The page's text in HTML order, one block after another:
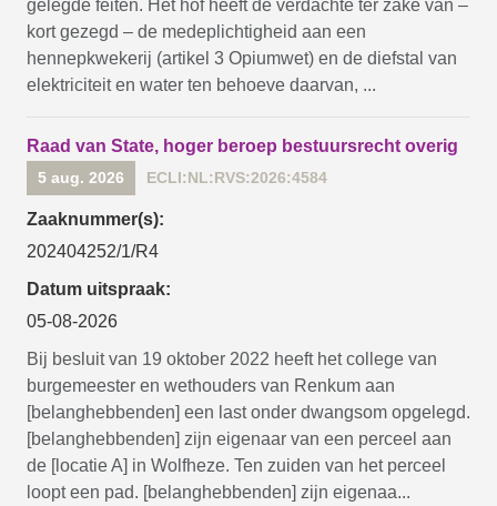
gelegde feiten. Het hof heeft de verdachte ter zake van –
kort gezegd – de medeplichtigheid aan een
hennepkwekerij (artikel 3 Opiumwet) en de diefstal van
elektriciteit en water ten behoeve daarvan, ...
Raad van State, hoger beroep bestuursrecht overig
5 aug. 2026 ECLI:NL:RVS:2026:4584
Zaaknummer(s):
202404252/1/R4
Datum uitspraak:
05-08-2026
Bij besluit van 19 oktober 2022 heeft het college van
burgemeester en wethouders van Renkum aan
[belanghebbenden] een last onder dwangsom opgelegd.
[belanghebbenden] zijn eigenaar van een perceel aan
de [locatie A] in Wolfheze. Ten zuiden van het perceel
loopt een pad. [belanghebbenden] zijn eigenaa...